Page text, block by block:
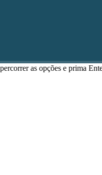
as opções e prima